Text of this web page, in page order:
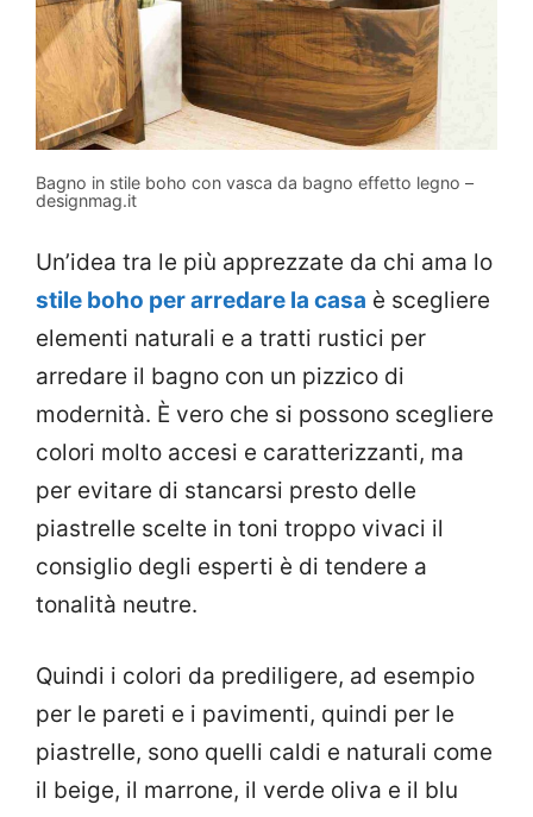
Bagno in stile boho con vasca da bagno effetto legno –
designmag.it
Un’idea tra le più apprezzate da chi ama lo
stile boho per arredare la casa è scegliere
elementi naturali e a tratti rustici per
arredare il bagno con un pizzico di
modernità. È vero che si possono scegliere
colori molto accesi e caratterizzanti, ma
per evitare di stancarsi presto delle
piastrelle scelte in toni troppo vivaci il
consiglio degli esperti è di tendere a
tonalità neutre.
Quindi i colori da prediligere, ad esempio
per le pareti e i pavimenti, quindi per le
piastrelle, sono quelli caldi e naturali come
il beige, il marrone, il verde oliva e il blu